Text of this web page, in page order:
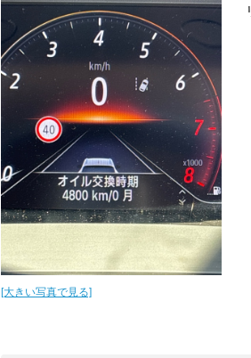
[大きい写真で見る]